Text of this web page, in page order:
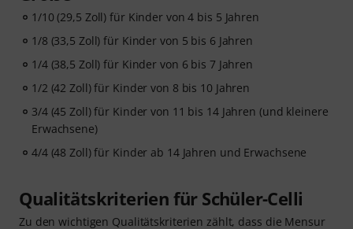
1/10 (29,5 Zoll) für Kinder von 4 bis 5 Jahren
1/8 (33,5 Zoll) für Kinder von 5 bis 6 Jahren
1/4 (38,5 Zoll) für Kinder von 6 bis 7 Jahren
1/2 (42 Zoll) für Kinder von 8 bis 10 Jahren
3/4 (45 Zoll) für Kinder von 11 bis 14 Jahren (und kleinere
Erwachsene)
4/4 (48 Zoll) für Kinder ab 14 Jahren und Erwachsene
Qualitätskriterien für Schüler-Celli
Zu den wichtigen Qualitätskriterien zählt, dass die Mensur